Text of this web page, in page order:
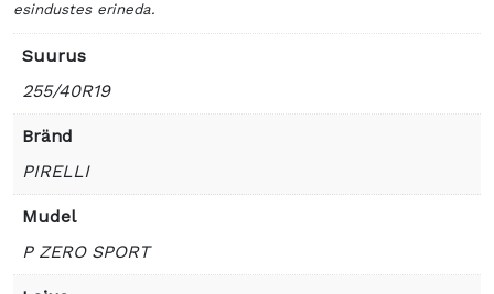
esindustes erineda.
Suurus
255/40R19
Bränd
PIRELLI
Mudel
P ZERO SPORT